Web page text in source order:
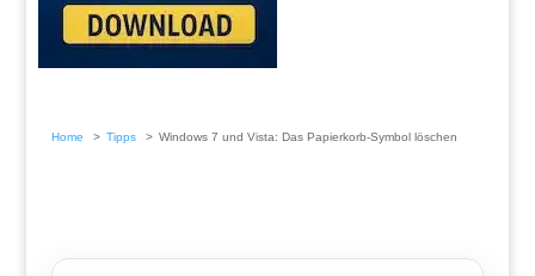
Home Tipps Windows 7 und Vista: Das Papierkorb-Symbol löschen